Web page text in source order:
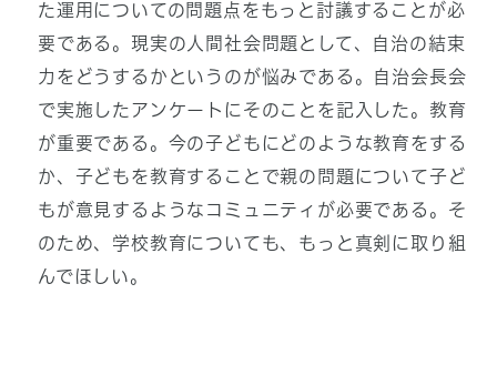
た運用についての問題点をもっと討議することが必
要である。現実の人間社会問題として、自治の結束
力をどうするかというのが悩みである。自治会長会
で実施したアンケートにそのことを記入した。教育
が重要である。今の子どもにどのような教育をする
か、子どもを教育することで親の問題について子ど
もが意見するようなコミュニティが必要である。そ
のため、学校教育についても、もっと真剣に取り組
んでほしい。